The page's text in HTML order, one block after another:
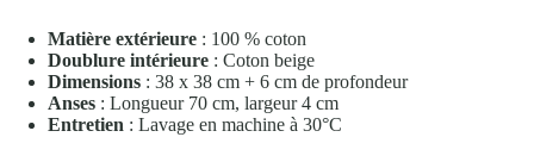
Matière extérieure : 100 % coton
Doublure intérieure : Coton beige
Dimensions : 38 x 38 cm + 6 cm de profondeur
Anses : Longueur 70 cm, largeur 4 cm
Entretien : Lavage en machine à 30°C